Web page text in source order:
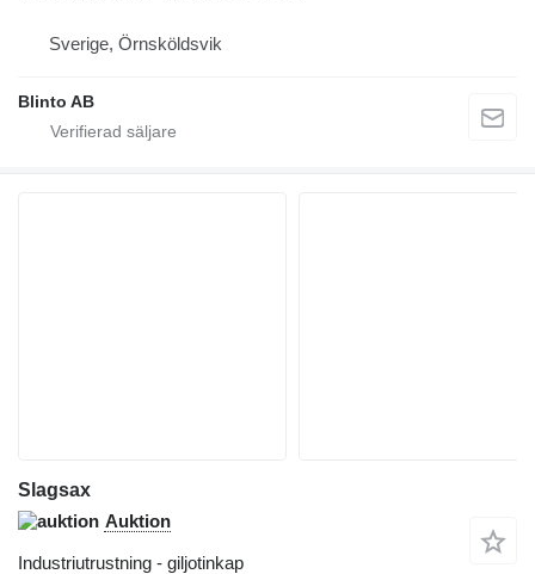
Sverige, Örnsköldsvik
Blinto AB
Slagsax
Auktion
Industriutrustning - giljotinkap